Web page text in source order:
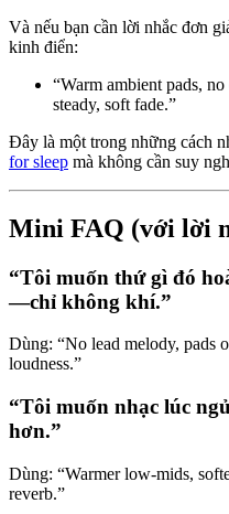
Và nếu bạn cần lời nhắc đơn
kinh điển:
“Warm ambient pads,
steady, soft fade.”
Đây là một trong những cách
for sleep mà không cần suy
Mini FAQ (với lời
“Tôi muốn thứ gì đó
—chỉ không khí.”
Dùng: “No lead melody, pads
loudness.”
“Tôi muốn nhạc lúc
hơn.”
Dùng: “Warmer low-mids,
reverb.”